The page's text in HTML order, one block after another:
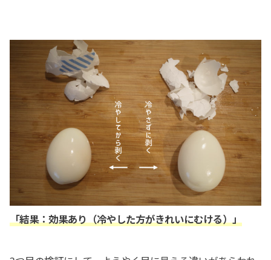
「結果：効果あり（冷やした方がきれいにむける）」